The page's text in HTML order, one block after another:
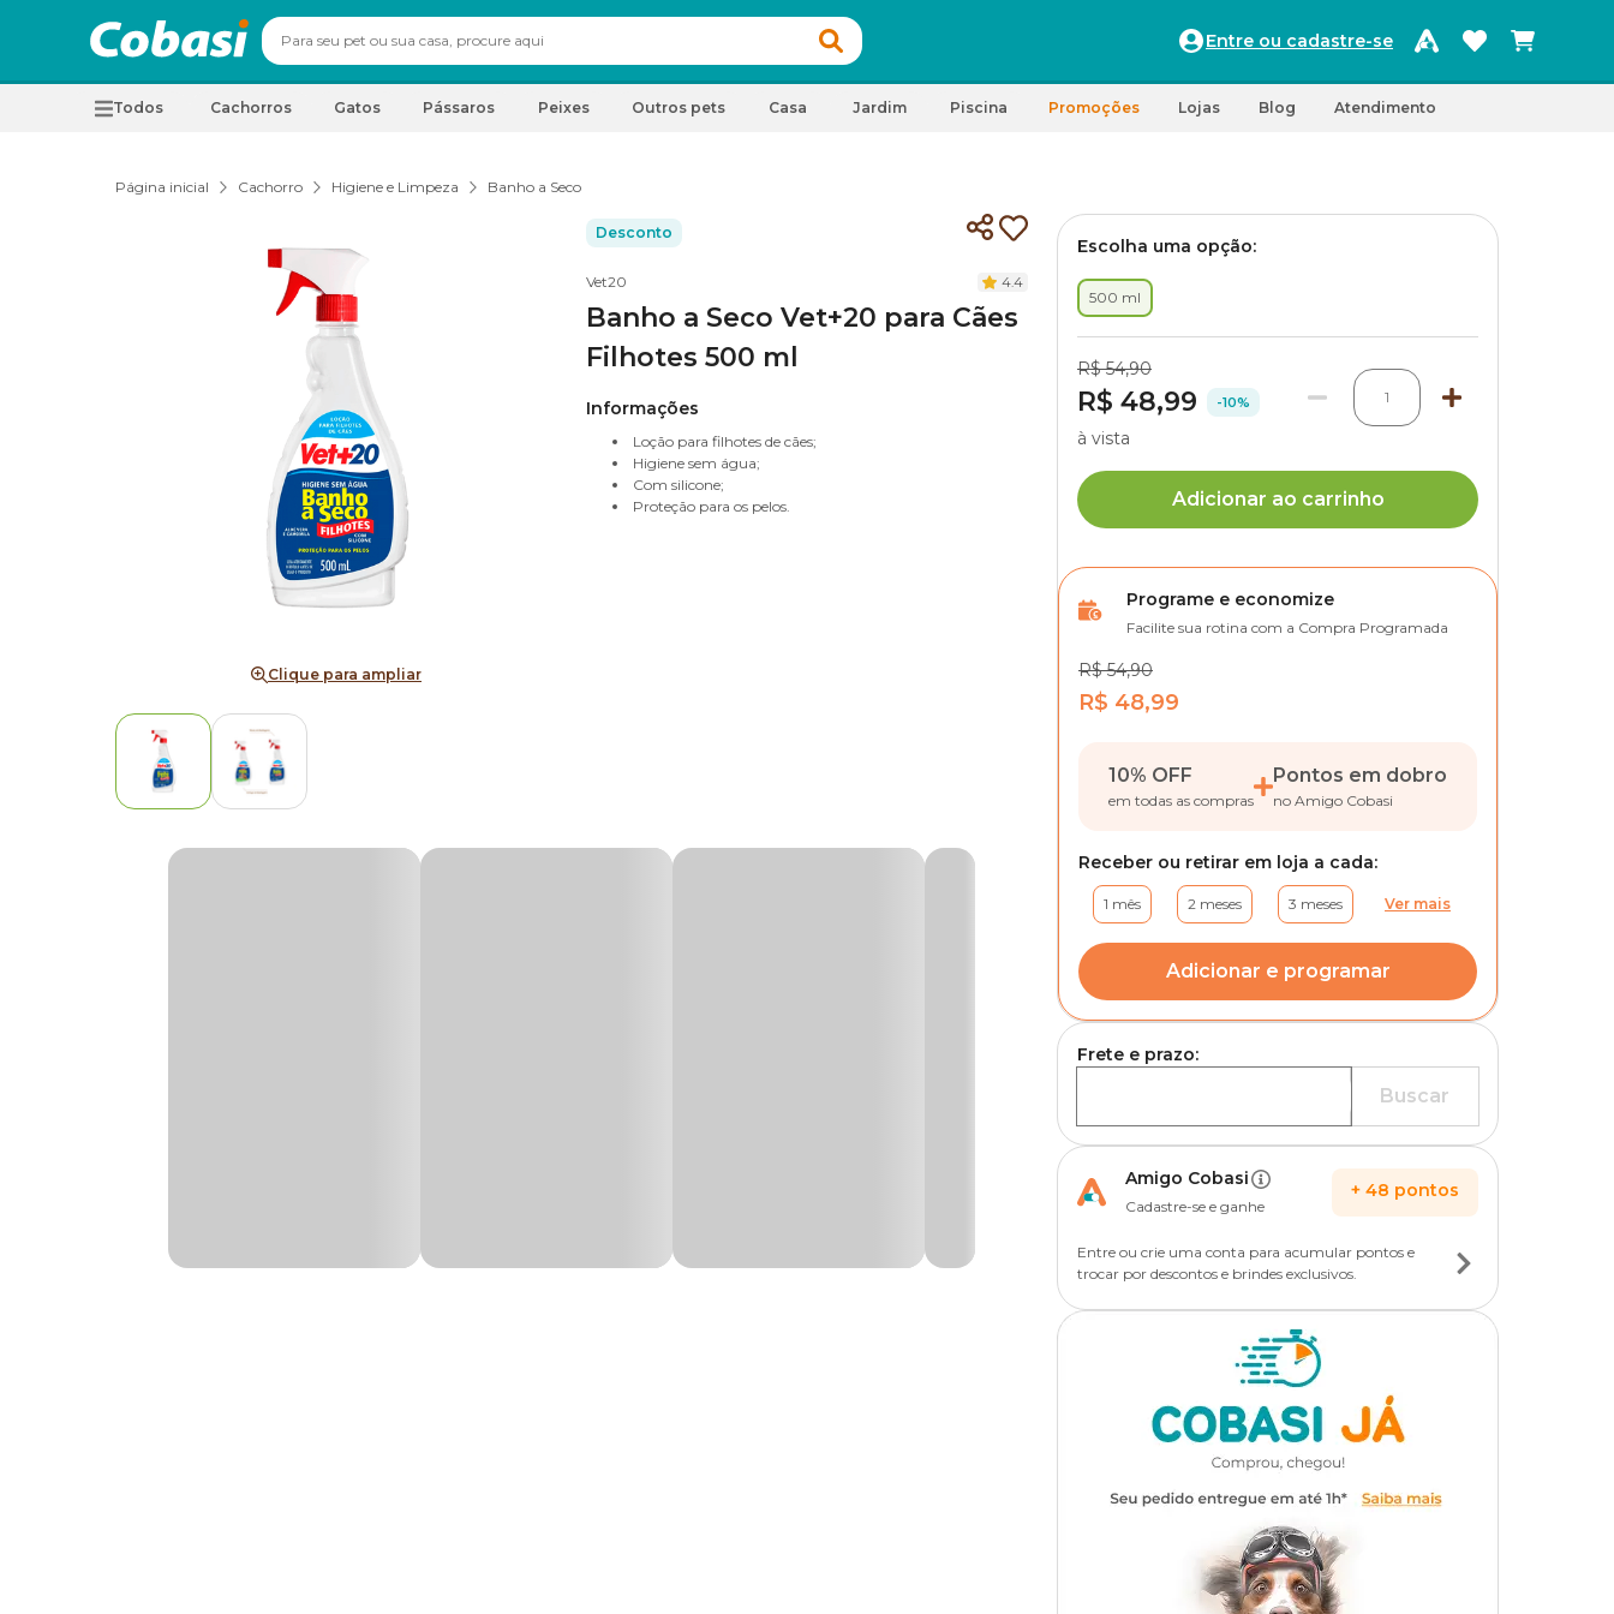
Entre ou cadastre-se
Todos Cachorros Gatos Pássaros Peixes Outros pets Casa Jardim Piscina Promoções Lojas Blog Atendimento
Página inicial Cachorro Higiene e Limpeza Banho a Seco
Clique para ampliar
Desconto
Vet20 4.4
Banho a Seco Vet+20 para Cães
Filhotes 500 ml
Informações
Loção para filhotes de cães;
Higiene sem água;
Com silicone;
Proteção para os pelos.
Escolha uma opção:
500 ml
R$ 54,90
R$ 48,99 -10% 1
à vista
Adicionar ao carrinho
Programe e economize
Facilite sua rotina com a Compra Programada
R$ 54,90
R$ 48,99
10% OFF
em todas as compras
Pontos em dobro
no Amigo Cobasi
Receber ou retirar em loja a cada:
1 mês 2 meses 3 meses Ver mais
Adicionar e programar
Frete e prazo:
Buscar
Amigo Cobasi
Cadastre-se e ganhe
+ 48 pontos
Entre ou crie uma conta para acumular pontos e
trocar por descontos e brindes exclusivos.